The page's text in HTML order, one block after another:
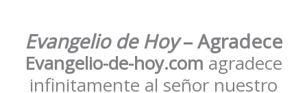
Evangelio de Hoy– Agradece
Evangelio-de-hoy.com agradece
infinitamente al señor nuestro